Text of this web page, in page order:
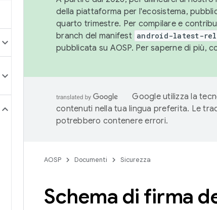
della piattaforma per l'ecosistema,
quarto trimestre. Per compilare e
branch del manifest android-latest-
pubblicata su AOSP. Per saperne di più,
Google utilizza la
contenuti nella tua lingua preferita. Le
potrebbero contenere errori.
AOSP Documenti Sicurezza
Schema di firma